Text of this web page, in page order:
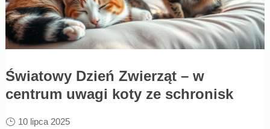
Światowy Dzień Zwierząt – w
centrum uwagi koty ze schronisk
10 lipca 2025